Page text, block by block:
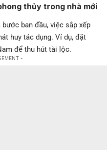
thủy trong nhà mới
ban đầu, việc sắp xếp
huy tác dụng. Ví dụ, đặt
để thu hút tài lộc.
-